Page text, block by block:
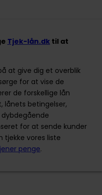
banker og långivere.
K
Tjek-lån.dk til at
at give dig et overblik
for at vise de
de forskellige lån
lånets betingelser,
for at sende kunder
tjekke vores liste
penge.